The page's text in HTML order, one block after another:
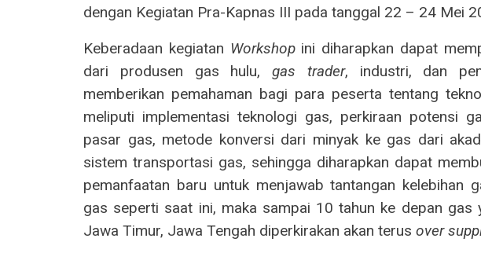
dengan Kegiatan Pra-Kapnas III pada tanggal 22 – 24 Mei
Keberadaan kegiatan Workshopini diharapkan dapat
dari produsen gas hulu,gas trader, industri, dan
memberikan pemahaman bagi para peserta tentang
meliputi implementasi teknologi gas, perkiraan potensi
pasar gas, metode konversi dari minyak ke gas dari
sistem transportasi gas, sehingga diharapkan dapat
pemanfaatan baru untuk menjawab tantangan kelebihan
gas seperti saat ini, maka sampai 10 tahun ke depan gas
Jawa Timur, Jawa Tengah diperkirakan akan terus over